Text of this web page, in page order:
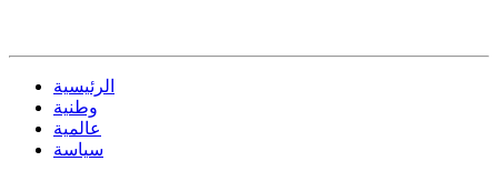
الرئيسية
وطنية
عالمية
سياسة